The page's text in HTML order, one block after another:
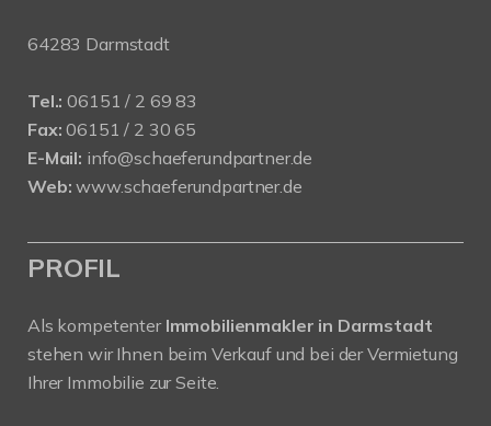
64283 Darmstadt
Tel.: 06151 / 2 69 83
Fax: 06151 / 2 30 65
E-Mail: info@schaeferundpartner.de
Web: www.schaeferundpartner.de
PROFIL
Als kompetenter Immobilienmakler in Darmstadt
stehen wir Ihnen beim Verkauf und bei der Vermietung
Ihrer Immobilie zur Seite.